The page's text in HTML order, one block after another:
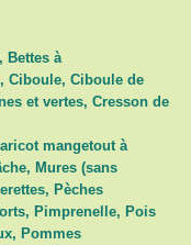
Bettes à
Ciboule, Ciboule de
et vertes, Cresson de
mangetout à
Mures (sans
Pèches
Pimprenelle, Pois
Pommes